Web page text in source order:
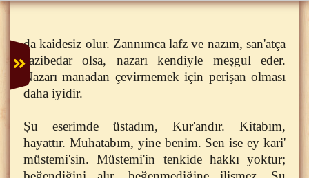
da kaidesiz olur. Zannımca lafz ve nazım, san'atça
cazibedar olsa, nazarı kendiyle meşgul eder.
Nazarı manadan çevirmemek için perişan olması
daha iyidir.
Şu eserimde üstadım, Kur'andır. Kitabım,
hayattır. Muhatabım, yine benim. Sen ise ey kari'
müstemi'sin. Müstemi'in tenkide hakkı yoktur;